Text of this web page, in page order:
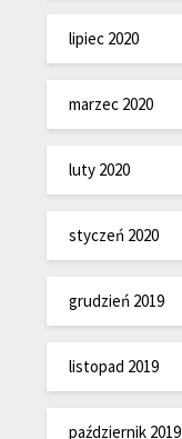
lipiec 2020
marzec 2020
luty 2020
styczeń 2020
grudzień 2019
listopad 2019
październik 2019